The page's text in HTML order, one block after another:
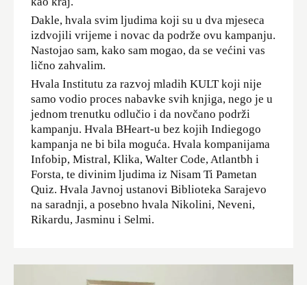
Dakle, hvala svim ljudima koji su u dva mjeseca
izdvojili vrijeme i novac da podrže ovu kampanju.
Nastojao sam, kako sam mogao, da se većini vas
lično zahvalim.
Hvala Institutu za razvoj mladih KULT koji nije
samo vodio proces nabavke svih knjiga, nego je u
jednom trenutku odlučio i da novčano podrži
kampanju. Hvala BHeart-u bez kojih Indiegogo
kampanja ne bi bila moguća. Hvala kompanijama
Infobip, Mistral, Klika, Walter Code, Atlantbh i
Forsta, te divinim ljudima iz Nisam Ti Pametan
Quiz. Hvala Javnoj ustanovi Biblioteka Sarajevo
na saradnji, a posebno hvala Nikolini, Neveni,
Rikardu, Jasminu i Selmi.